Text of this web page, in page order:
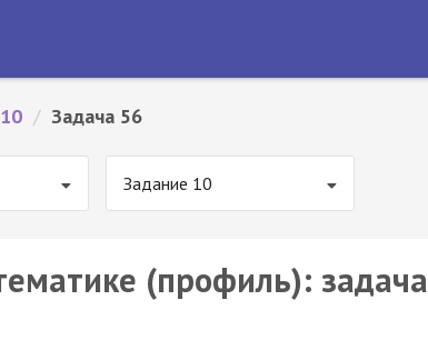
/ Задача 56
Задание 10
(профиль): задача